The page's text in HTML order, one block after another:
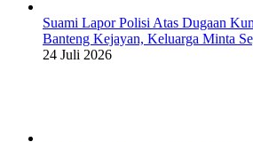
Suami Lapor Polisi Atas Dugaan
Banteng Kejayan, Keluarga Minta
24 Juli 2026